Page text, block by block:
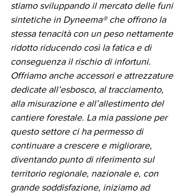
stiamo sviluppando il mercato delle funi
sintetiche in Dyneema® che offrono la
stessa tenacità con un peso nettamente
ridotto riducendo così la fatica e di
conseguenza il rischio di infortuni.
Offriamo anche accessori e attrezzature
dedicate all’esbosco, al tracciamento,
alla misurazione e all’allestimento del
cantiere forestale. La mia passione per
questo settore ci ha permesso di
continuare a crescere e migliorare,
diventando punto di riferimento sul
territorio regionale, nazionale e, con
grande soddisfazione, iniziamo ad